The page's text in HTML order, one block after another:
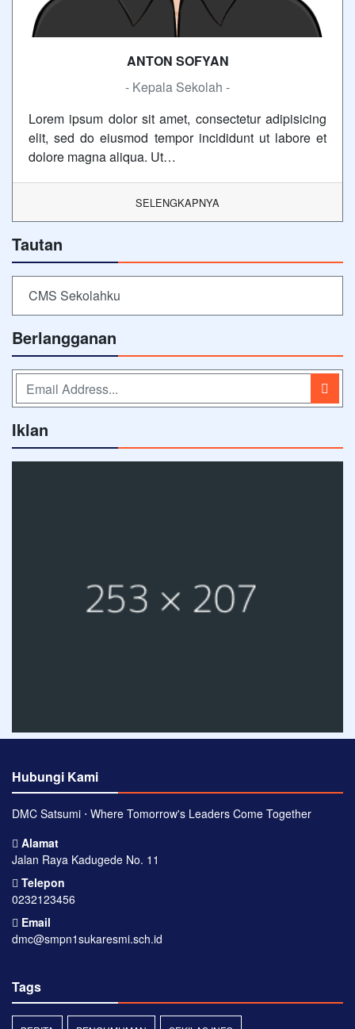
ANTON SOFYAN
- Kepala Sekolah -
Lorem ipsum dolor sit amet, consectetur adipisicing
elit, sed do eiusmod tempor incididunt ut labore et
dolore magna aliqua. Ut…
SELENGKAPNYA
Tautan
CMS Sekolahku
Berlangganan
Iklan
Hubungi Kami
DMC Satsumi ⋅ Where Tomorrow's Leaders Come Together
Alamat
Jalan Raya Kadugede No. 11
Telepon
0232123456
Email
dmc@smpn1sukaresmi.sch.id
Tags